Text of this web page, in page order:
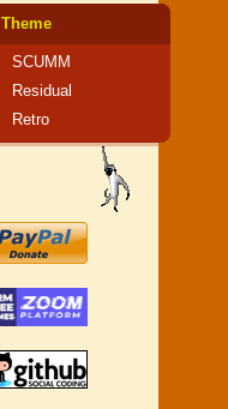
Theme
SCUMM
Residual
Retro